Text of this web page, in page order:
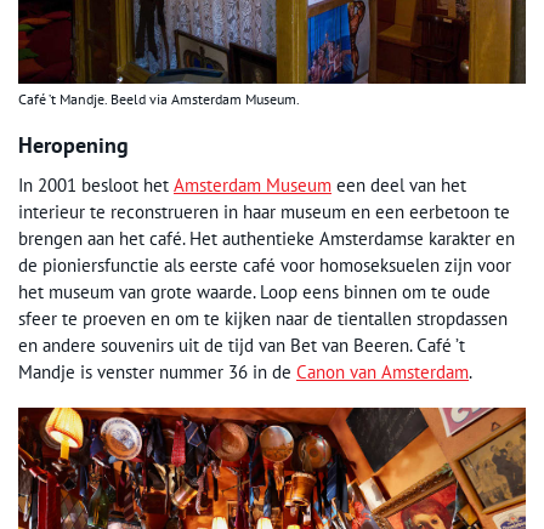
Café ’t Mandje. Beeld via Amsterdam Museum.
Heropening
In 2001 besloot het Amsterdam Museum een deel van het
interieur te reconstrueren in haar museum en een eerbetoon te
brengen aan het café. Het authentieke Amsterdamse karakter en
de pioniersfunctie als eerste café voor homoseksuelen zijn voor
het museum van grote waarde. Loop eens binnen om te oude
sfeer te proeven en om te kijken naar de tientallen stropdassen
en andere souvenirs uit de tijd van Bet van Beeren. Café ’t
Mandje is venster nummer 36 in de Canon van Amsterdam.